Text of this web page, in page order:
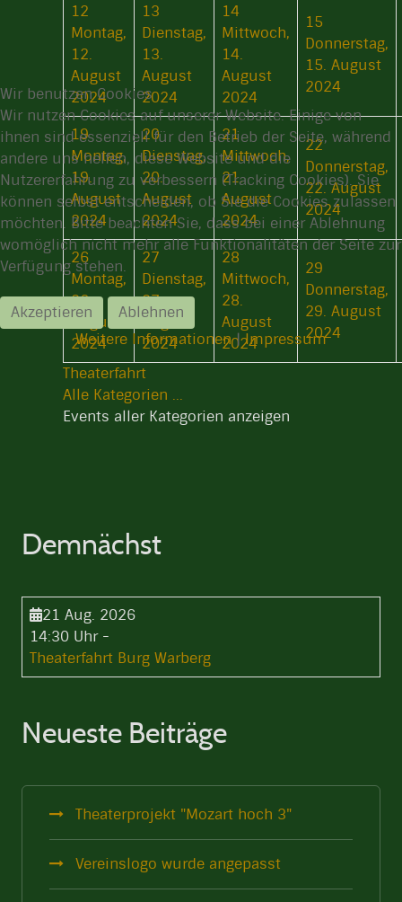
12
Montag,
12.
August
2024
13
Dienstag,
13.
August
2024
14
Mittwoch,
14.
August
2024
15
Donnerstag,
15. August
2024
19
Montag,
19.
August
2024
20
Dienstag,
20.
August
2024
21
Mittwoch,
21.
August
2024
22
Donnerstag,
22. August
2024
26
Montag,
26.
August
2024
27
Dienstag,
27.
August
2024
28
Mittwoch,
28.
August
2024
29
Donnerstag,
29. August
2024
Theaterfahrt
Alle Kategorien ...
Events aller Kategorien anzeigen
Demnächst
21 Aug. 2026
14:30 Uhr-
Theaterfahrt Burg Warberg
Neueste Beiträge
Theaterprojekt "Mozart hoch 3"
Vereinslogo wurde angepasst
Wir benutzen Cookies
Wir nutzen Cookies auf unserer Website. Einige von
ihnen sind essenziell für den Betrieb der Seite, während
andere uns helfen, diese Website und die
Nutzererfahrung zu verbessern (Tracking Cookies). Sie
können selbst entscheiden, ob Sie die Cookies zulassen
möchten. Bitte beachten Sie, dass bei einer Ablehnung
womöglich nicht mehr alle Funktionalitäten der Seite zur
Verfügung stehen.
Akzeptieren
Ablehnen
Weitere Informationen|Impressum